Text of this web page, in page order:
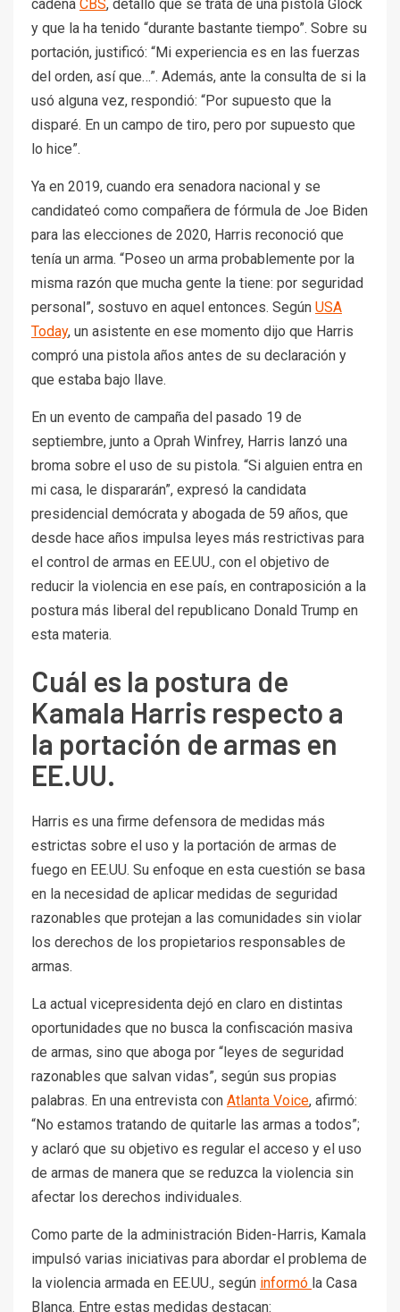
cadena CBS, detalló que se trata de una pistola Glock
y que la ha tenido “durante bastante tiempo”. Sobre su
portación, justificó: “Mi experiencia es en las fuerzas
del orden, así que…”. Además, ante la consulta de si la
usó alguna vez, respondió: “Por supuesto que la
disparé. En un campo de tiro, pero por supuesto que
lo hice”.
Ya en 2019, cuando era senadora nacional y se
candidateó como compañera de fórmula de Joe Biden
para las elecciones de 2020, Harris reconoció que
tenía un arma. “Poseo un arma probablemente por la
misma razón que mucha gente la tiene: por seguridad
personal”, sostuvo en aquel entonces. Según USA
Today, un asistente en ese momento dijo que Harris
compró una pistola años antes de su declaración y
que estaba bajo llave.
En un evento de campaña del pasado 19 de
septiembre, junto a Oprah Winfrey, Harris lanzó una
broma sobre el uso de su pistola. “Si alguien entra en
mi casa, le dispararán”, expresó la candidata
presidencial demócrata y abogada de 59 años, que
desde hace años impulsa leyes más restrictivas para
el control de armas en EE.UU., con el objetivo de
reducir la violencia en ese país, en contraposición a la
postura más liberal del republicano Donald Trump en
esta materia.
Cuál es la postura de
Kamala Harris respecto a
la portación de armas en
EE.UU.
Harris es una firme defensora de medidas más
estrictas sobre el uso y la portación de armas de
fuego en EE.UU. Su enfoque en esta cuestión se basa
en la necesidad de aplicar medidas de seguridad
razonables que protejan a las comunidades sin violar
los derechos de los propietarios responsables de
armas.
La actual vicepresidenta dejó en claro en distintas
oportunidades que no busca la confiscación masiva
de armas, sino que aboga por “leyes de seguridad
razonables que salvan vidas”, según sus propias
palabras. En una entrevista con Atlanta Voice, afirmó:
“No estamos tratando de quitarle las armas a todos”;
y aclaró que su objetivo es regular el acceso y el uso
de armas de manera que se reduzca la violencia sin
afectar los derechos individuales.
Como parte de la administración Biden-Harris, Kamala
impulsó varias iniciativas para abordar el problema de
la violencia armada en EE.UU., según informó la Casa
Blanca. Entre estas medidas destacan: